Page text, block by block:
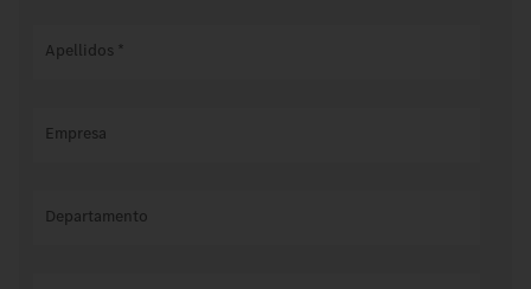
Apellidos *
Empresa
Departamento